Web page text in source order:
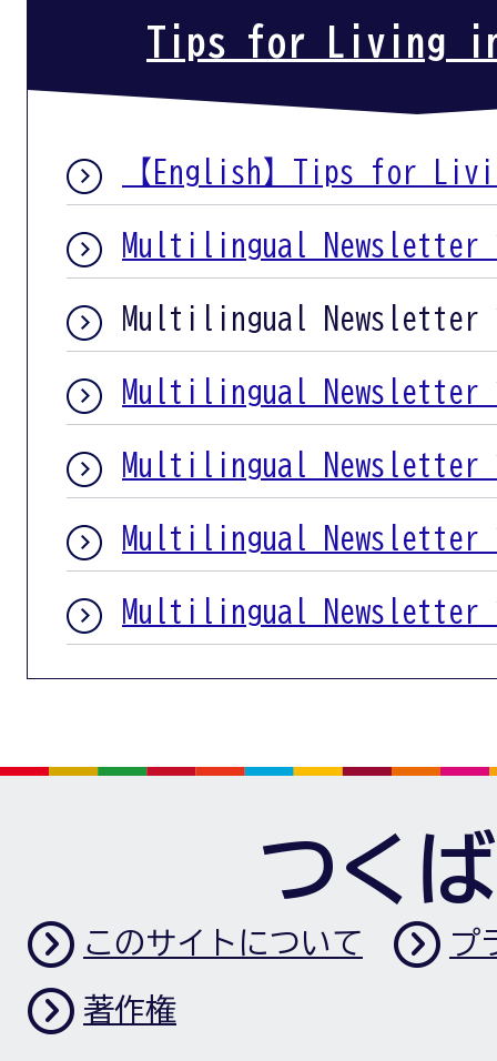
Tips for Living in
【English】Tips for
Multilingual Newsletter
Multilingual Newsletter
Multilingual Newsletter
Multilingual Newsletter
Multilingual Newsletter
Multilingual Newsletter
つく
このサイトについて プ
著作権